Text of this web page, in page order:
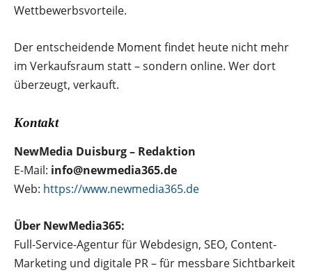
Wettbewerbsvorteile.
Der entscheidende Moment findet heute nicht mehr
im Verkaufsraum statt – sondern online. Wer dort
überzeugt, verkauft.
Kontakt
NewMedia Duisburg – Redaktion
E-Mail: info@newmedia365.de
Web: https://www.newmedia365.de
Über NewMedia365:
Full-Service-Agentur für Webdesign, SEO, Content-
Marketing und digitale PR – für messbare Sichtbarkeit